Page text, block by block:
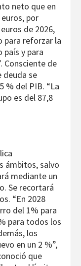
neto que en
por
de 2026,
para reforzar la
país y para
Consciente de
deuda se
% del PIB. “La
es del 87,8
ámbitos, salvo
mediante un
Se recortará
“En 2028
del 1% para
para todos los
los
en un 2 %”,
que